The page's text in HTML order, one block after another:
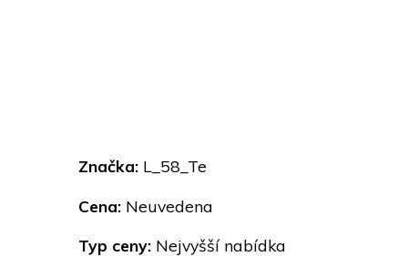
Značka: L_58_Te
Cena: Neuvedena
Typ ceny: Nejvyšší nabídka